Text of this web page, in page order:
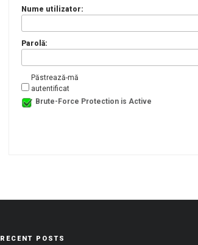
Nume utilizator:
Parolă:
Păstrează-mă
autentificat
Brute-Force Protection is Active
RECENT POSTS